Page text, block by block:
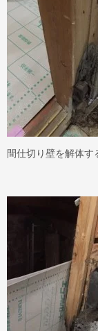
間仕切り壁を解体す